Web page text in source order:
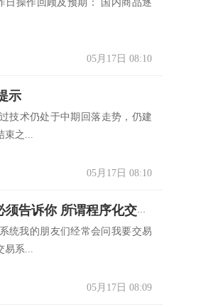
日操作回顾及预期： 国内商品逐
05月17日 08:10
示
技术仍处于中期回落走势，仍建
束之...
05月17日 08:10
黄甦：我不想冒犯诸位 但我必须告诉你 所谓程序化交易系统都是被彻底误读了
我的朋友们经常会问我要交易
易系...
05月17日 08:09